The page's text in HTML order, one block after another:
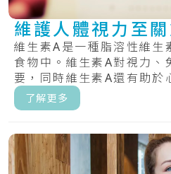
維護人體視力至
維生素A是一種脂溶性維生
食物中。維生素A對視力、
要，同時維生素A還有助於
器官正.....
了解更多